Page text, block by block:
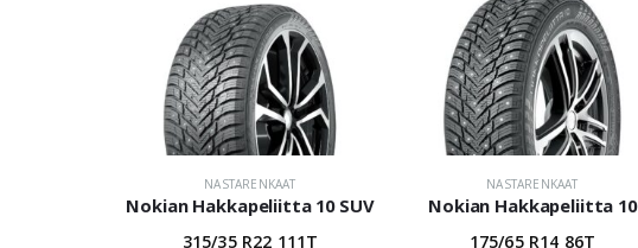
NASTARENKAAT
Nokian Hakkapeliitta 10 SUV
315/35 R22 111T
NASTARENKAAT
Nokian Hakkapeliitta 10
175/65 R14 86T